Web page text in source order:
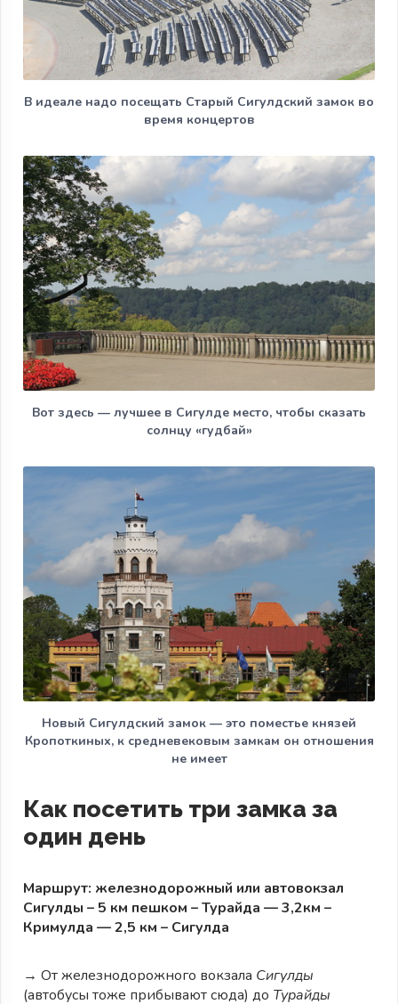
В идеале надо посещать Старый Сигулдский замок во
время концертов
Вот здесь — лучшее в Сигулде место, чтобы сказать
солнцу «гудбай»
Новый Сигулдский замок — это поместье князей
Кропоткиных, к средневековым замкам он отношения
не имеет
Как посетить три замка за
один день
Маршрут: железнодорожный или автовокзал
Сигулды – 5 км пешком – Турайда — 3,2км –
Кримулда — 2,5 км – Сигулда
→ От железнодорожного вокзала Сигулды
(автобусы тоже прибывают сюда) до Турайды